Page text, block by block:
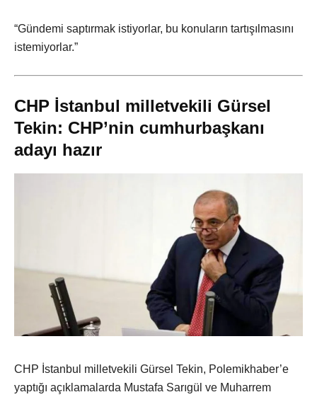
“Gündemi saptırmak istiyorlar, bu konuların tartışılmasını
istemiyorlar.”
CHP İstanbul milletvekili Gürsel
Tekin: CHP’nin cumhurbaşkanı
adayı hazır
CHP İstanbul milletvekili Gürsel Tekin, Polemikhaber’e
yaptığı açıklamalarda Mustafa Sarıgül ve Muharrem